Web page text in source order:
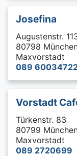
Josefina
Augustenstr.
80798
Maxvorstadt
089
Vorstadt
Türkenstr. 83
80799
Maxvorstadt
089 2720699